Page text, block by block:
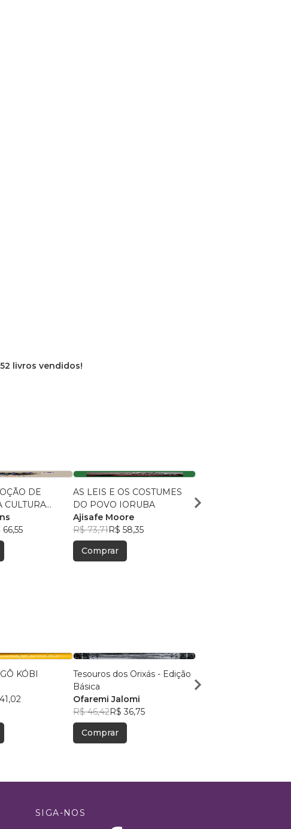
livros vendidos!
DE
CULTURA
AS LEIS E OS COSTUMES
DO POVO IORUBA
Ajisafe Moore
R$ 73,71R$ 58,35
Comprar
Luiz L. Marins
KÓBI
Tesouros dos Orixás - Edição
Básica
Ofaremi Jalomi
R$ 46,42R$ 36,75
Comprar
Rildson Valmonti
SIGA-NOS